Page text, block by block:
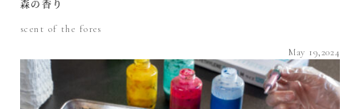
森の香り
scent of the fores
May 19,2024